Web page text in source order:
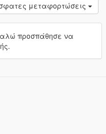
μεταφορτώσεις
προσπάθησε να